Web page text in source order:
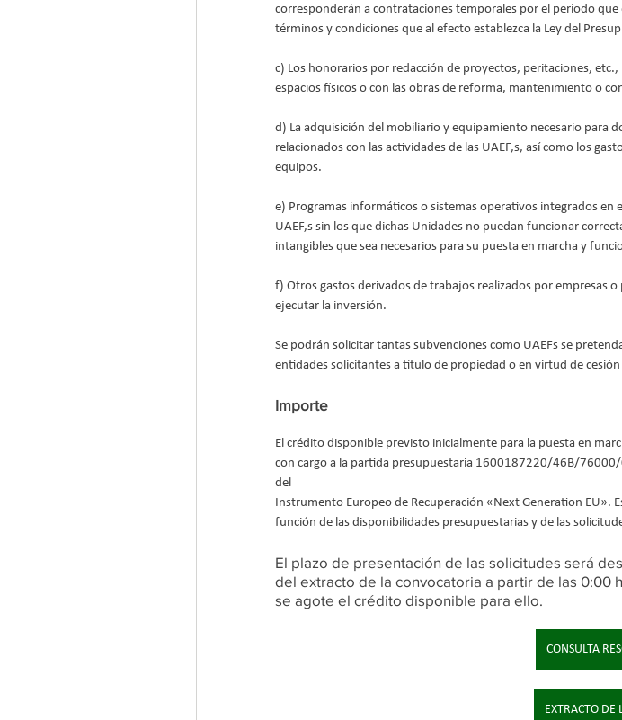
corresponderán a contrataciones temporales por el período
términos y condiciones que al efecto establezca la Ley del
c) Los honorarios por redacción de proyectos, peritaciones,
espacios físicos o con las obras de reforma, mantenimiento o
d) La adquisición del mobiliario y equipamiento necesario para
relacionados con las actividades de las UAEF,s, así como los
equipos.
e) Programas informáticos o sistemas operativos integrados en
UAEF,s sin los que dichas Unidades no puedan funcionar
intangibles que sea necesarios para su puesta en marcha y
f) Otros gastos derivados de trabajos realizados por empresas
ejecutar la inversión.
Se podrán solicitar tantas subvenciones como UAEFs se
entidades solicitantes a título de propiedad o en virtud de
Importe
El crédito disponible previsto inicialmente para la puesta en
con cargo a la partida presupuestaria 1600187220/46B/
del
Instrumento Europeo de Recuperación «Next Generation
función de las disponibilidades presupuestarias y de las
El plazo de presentación de las solicitudes será
del extracto de la convocatoria a partir de las 0:00
se agote el crédito disponible para ello.
CONSULTA
EXTRACTO DE